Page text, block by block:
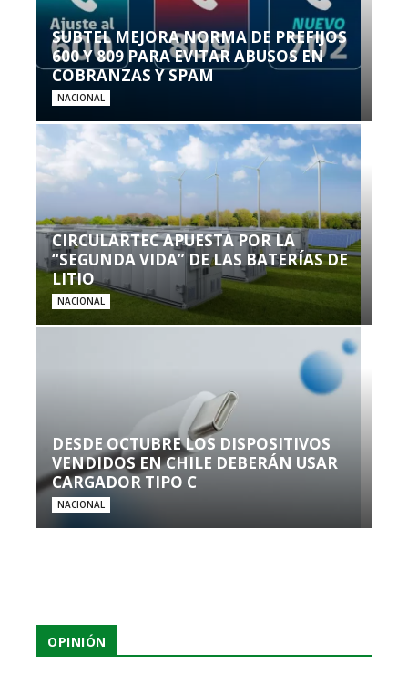
SUBTEL MEJORA NORMA DE PREFIJOS
600 Y 809 PARA EVITAR ABUSOS EN
COBRANZAS Y SPAM
NACIONAL
CIRCULARTEC APUESTA POR LA
“SEGUNDA VIDA” DE LAS BATERÍAS DE
LITIO
NACIONAL
DESDE OCTUBRE LOS DISPOSITIVOS
VENDIDOS EN CHILE DEBERÁN USAR
CARGADOR TIPO C
NACIONAL
OPINIÓN